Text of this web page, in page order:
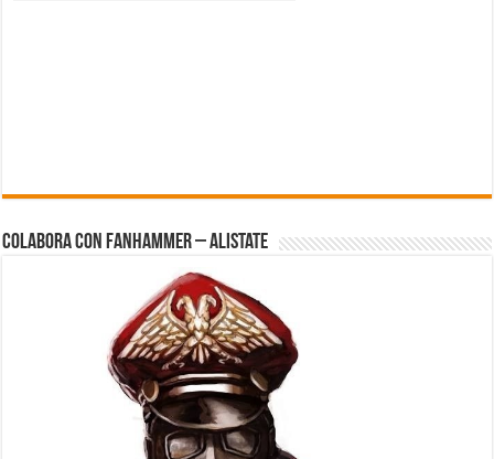
Colabora con FanHammer – Alistate